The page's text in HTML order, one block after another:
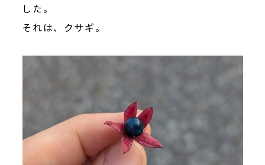
した。
それは、クサギ。